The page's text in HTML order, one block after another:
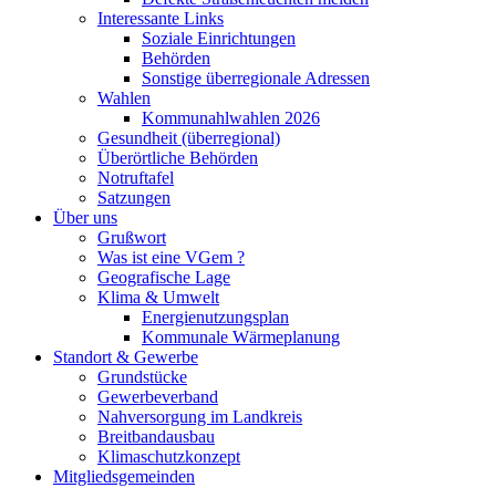
Interessante Links
Soziale Einrichtungen
Behörden
Sonstige überregionale Adressen
Wahlen
Kommunahlwahlen 2026
Gesundheit (überregional)
Überörtliche Behörden
Notruftafel
Satzungen
Über uns
Grußwort
Was ist eine VGem ?
Geografische Lage
Klima & Umwelt
Energienutzungsplan
Kommunale Wärmeplanung
Standort & Gewerbe
Grundstücke
Gewerbeverband
Nahversorgung im Landkreis
Breitbandausbau
Klimaschutzkonzept
Mitgliedsgemeinden